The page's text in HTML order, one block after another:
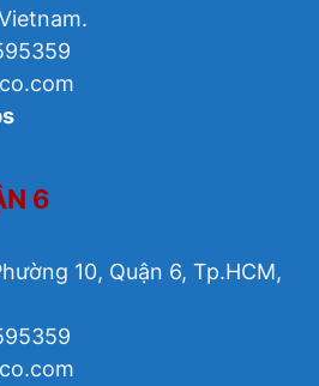
6
10, Quận 6, Tp.HCM,